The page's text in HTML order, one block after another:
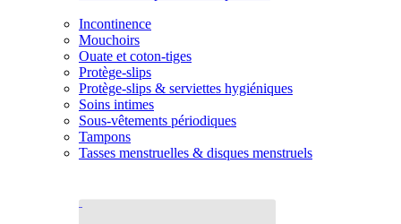
Incontinence
Mouchoirs
Ouate et coton-tiges
Protège-slips
Protège-slips & serviettes hygiéniques
Soins intimes
Sous-vêtements périodiques
Tampons
Tasses menstruelles & disques menstruels